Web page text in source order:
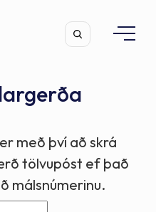
með því að skrá
tölvupóst ef það
málsnúmerinu.